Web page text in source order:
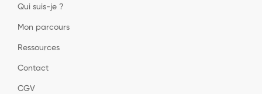
Qui suis-je ?
Mon parcours
Ressources
Contact
CGV